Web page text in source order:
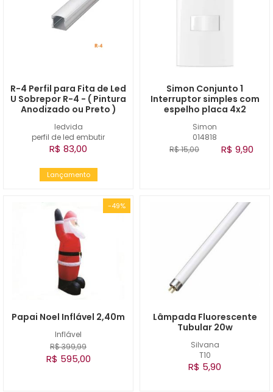
ledvida
perfil de led embutir
R-4 Perfil para Fita de Led
U Sobrepor R-4 - ( Pintura
Anodizado ou Preto )
R$ 83,00
Lançamento
Simon
014818
Simon Conjunto 1
Interruptor simples com
espelho placa 4x2
R$ 15,00 R$ 9,90
-49%
Inflável
Papai Noel Inflável 2,40m
R$ 399,99
R$ 595,00
Silvana
T10
Lâmpada Fluorescente
Tubular 20w
R$ 5,90